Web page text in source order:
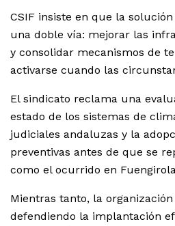
CSIF insiste en que la
una doble vía: mejorar las
y consolidar mecanismos de
activarse cuando las
El sindicato reclama una
estado de los sistemas de
judiciales andaluzas y la
preventivas antes de que se
como el ocurrido en
Mientras tanto, la
defendiendo la implantación